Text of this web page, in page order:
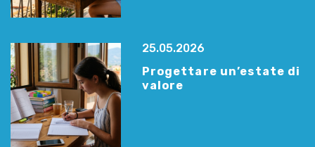
25.05.2026
Progettare un’estate di
valore